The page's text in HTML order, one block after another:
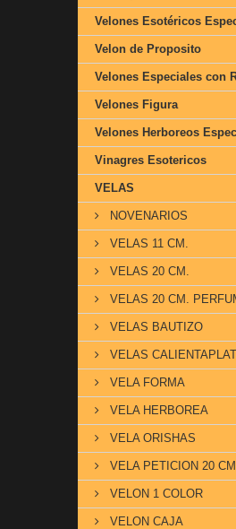
Velones Esotéricos
Velon de Proposito
Velones Especiales con
Velones Figura
Velones Herboreos
Vinagres Esotericos
VELAS
NOVENARIOS
VELAS 11 CM.
VELAS 20 CM.
VELAS 20 CM.
VELAS BAUTIZO
VELAS
VELA FORMA
VELA HERBOREA
VELA ORISHAS
VELA PETICION 20
VELON 1 COLOR
VELON CAJA